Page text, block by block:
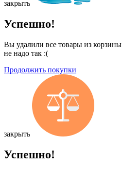
закрыть
Успешно!
Вы удалили все товары из корзины
не надо так :(
Продолжить покупки
закрыть
Успешно!